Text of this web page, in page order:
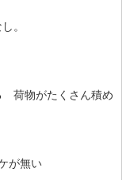
。
荷物がたくさん積め
が無い